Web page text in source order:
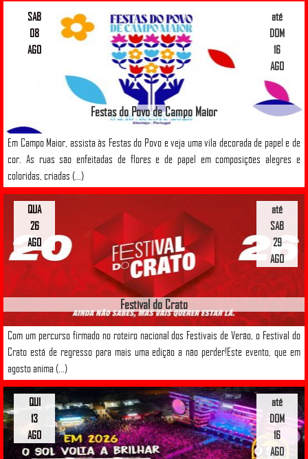
Festas do Povo de Campo Maior
Em Campo Maior, assista às Festas do Povo e veja uma vila decorada de papel e de
cor. As ruas são enfeitadas de flores e de papel em composições alegres e
coloridas, criadas (...)
até
DOM
16
AGO
SAB
08
AGO
Festival do Crato
Com um percurso firmado no roteiro nacional dos Festivais de Verão, o Festival do
Crato está de regresso para mais uma edição a não perder!Este evento, que em
agosto anima (...)
até
SAB
29
AGO
QUA
26
AGO
até
DOM
16
AGO
QUI
13
AGO